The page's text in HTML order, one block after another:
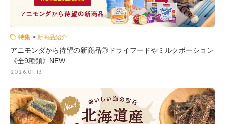
特集 新商品紹介
アニモンダから待望の新商品◎ドライフードやミルクポーション
《全9種類》NEW
2026.01.13